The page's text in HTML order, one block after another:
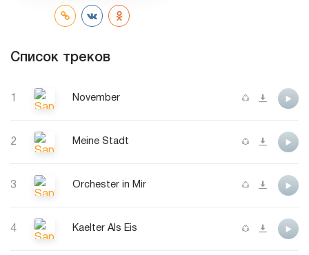
Список треков
1 November
2 Meine Stadt
3 Orchester in Mir
4 Kaelter Als Eis